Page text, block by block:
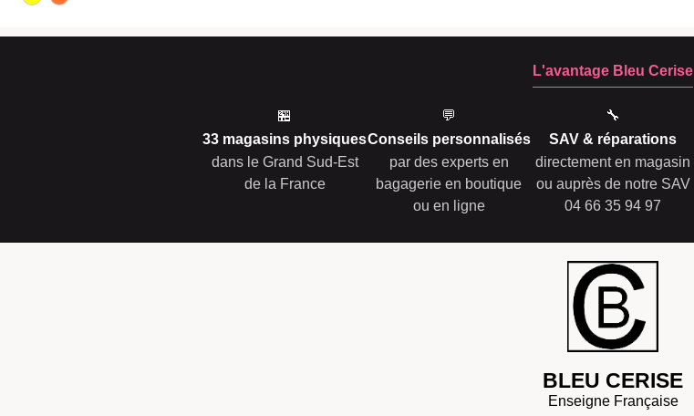
L'avantage Bleu Cerise
🏪
33 magasins physiques
dans le Grand Sud-Est
de la France
💬
Conseils personnalisés
par des experts en
bagagerie en boutique
ou en ligne
🔧
SAV & réparations
directement en magasin
ou auprès de notre SAV
04 66 35 94 97
BLEU CERISE
Enseigne Française